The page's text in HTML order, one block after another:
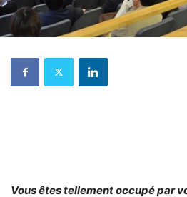
Vous êtes tellement occupé par